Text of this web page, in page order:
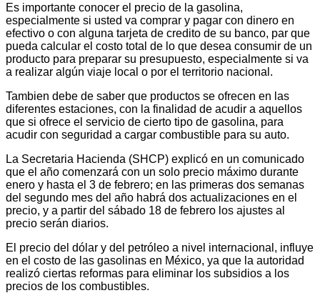
Es importante conocer el precio de la gasolina,
especialmente si usted va comprar y pagar con dinero en
efectivo o con alguna tarjeta de credito de su banco, par que
pueda calcular el costo total de lo que desea consumir de un
producto para preparar su presupuesto, especialmente si va
a realizar algún viaje local o por el territorio nacional.
Tambien debe de saber que productos se ofrecen en las
diferentes estaciones, con la finalidad de acudir a aquellos
que si ofrece el servicio de cierto tipo de gasolina, para
acudir con seguridad a cargar combustible para su auto.
La Secretaria Hacienda (SHCP) explicó en un comunicado
que el año comenzará con un solo precio máximo durante
enero y hasta el 3 de febrero; en las primeras dos semanas
del segundo mes del año habrá dos actualizaciones en el
precio, y a partir del sábado 18 de febrero los ajustes al
precio serán diarios.
El precio del dólar y del petróleo a nivel internacional, influye
en el costo de las gasolinas en México, ya que la autoridad
realizó ciertas reformas para eliminar los subsidios a los
precios de los combustibles.